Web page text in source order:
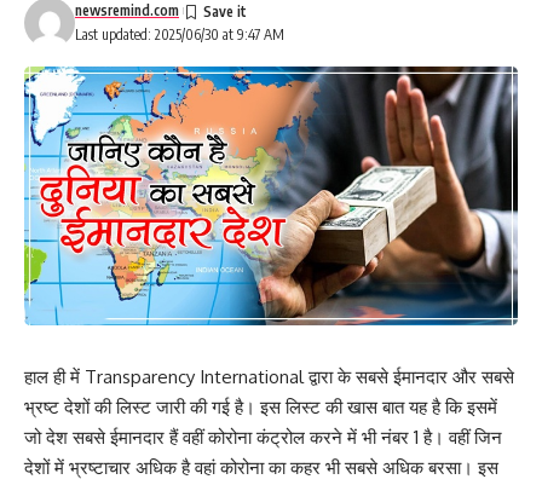
Last updated: 2025/06/30 at 9:47 AM
newsremind.com
हाल ही में Transparency International द्वारा के सबसे ईमानदार और सबसे
भ्रष्ट देशों की लिस्ट जारी की गई है। इस लिस्ट की खास बात यह है कि इसमें
जो देश सबसे ईमानदार हैं वहीं कोरोना कंट्रोल करने में भी नंबर 1 है। वहीं जिन
देशों में भ्रष्टाचार अधिक है वहां कोरोना का कहर भी सबसे अधिक बरसा। इस